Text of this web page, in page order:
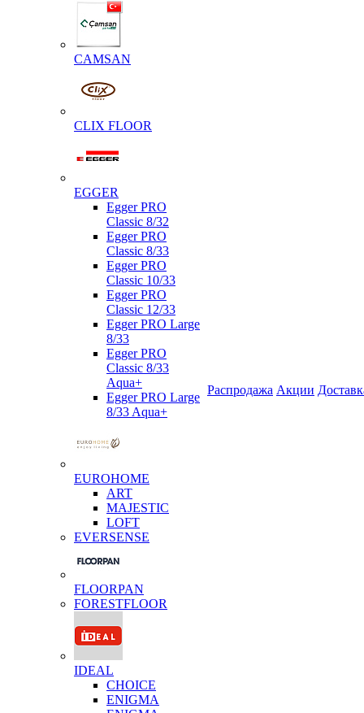
CAMSAN
CLIX FLOOR
EGGER
Egger PRO
Classic 8/32
Egger PRO
Classic 8/33
Egger PRO
Classic 10/33
Egger PRO
Classic 12/33
Egger PRO Large
8/33
Egger PRO
Classic 8/33
Aqua+
Egger PRO Large
8/33 Aqua+
EUROHOME
ART
MAJESTIC
LOFT
EVERSENSE
FLOORPAN
FORESTFLOOR
IDEAL
CHOICE
ENIGMA
Распродажа Акции